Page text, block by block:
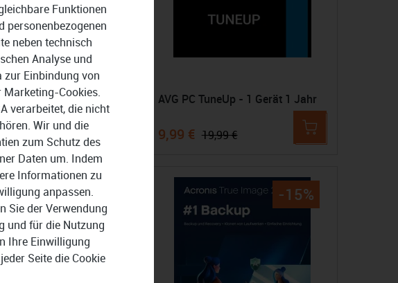
AVG TuneUp - 10 Geräte 1 Jahr AVG PC TuneUp - 1 Gerät 1 Jahr
9,99 € 19,99 €
-33% -15%
Funktionen
personenbezogenen
neben technisch
Analyse und
zur Einbindung von
Marketing-Cookies.
verarbeitet, die nicht
Wir und die
zum Schutz des
Daten um. Indem
Informationen zu
anpassen.
Sie der Verwendung
und für die Nutzung
Ihre Einwilligung
Seite die Cookie